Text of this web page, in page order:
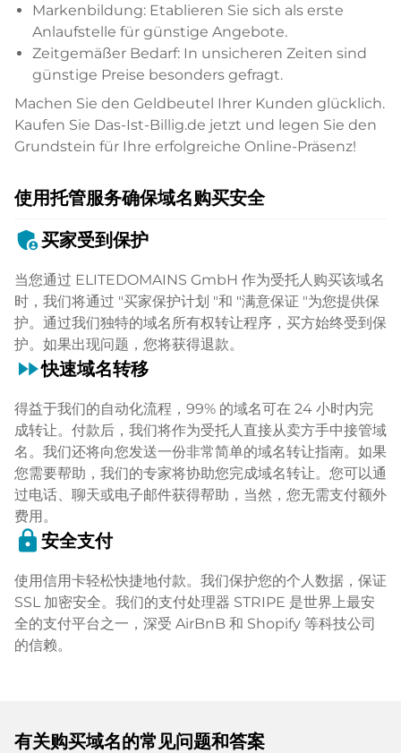
Markenbildung: Etablieren Sie sich als erste
Anlaufstelle für günstige Angebote.
Zeitgemäßer Bedarf: In unsicheren Zeiten sind
günstige Preise besonders gefragt.
Machen Sie den Geldbeutel Ihrer Kunden glücklich.
Kaufen Sie Das-Ist-Billig.de jetzt und legen Sie den
Grundstein für Ihre erfolgreiche Online-Präsenz!
使用托管服务确保域名购买安全
admin_panel_settings买家受到保护
当您通过 ELITEDOMAINS GmbH 作为受托人购买该域名
时，我们将通过 "买家保护计划 "和 "满意保证 "为您提供保
护。通过我们独特的域名所有权转让程序，买方始终受到保
护。如果出现问题，您将获得退款。
fast_forward快速域名转移
得益于我们的自动化流程，99% 的域名可在 24 小时内完
成转让。付款后，我们将作为受托人直接从卖方手中接管域
名。我们还将向您发送一份非常简单的域名转让指南。如果
您需要帮助，我们的专家将协助您完成域名转让。您可以通
过电话、聊天或电子邮件获得帮助，当然，您无需支付额外
费用。
lock安全支付
使用信用卡轻松快捷地付款。我们保护您的个人数据，保证
SSL 加密安全。我们的支付处理器 STRIPE 是世界上最安
全的支付平台之一，深受 AirBnB 和 Shopify 等科技公司
的信赖。
有关购买域名的常见问题和答案